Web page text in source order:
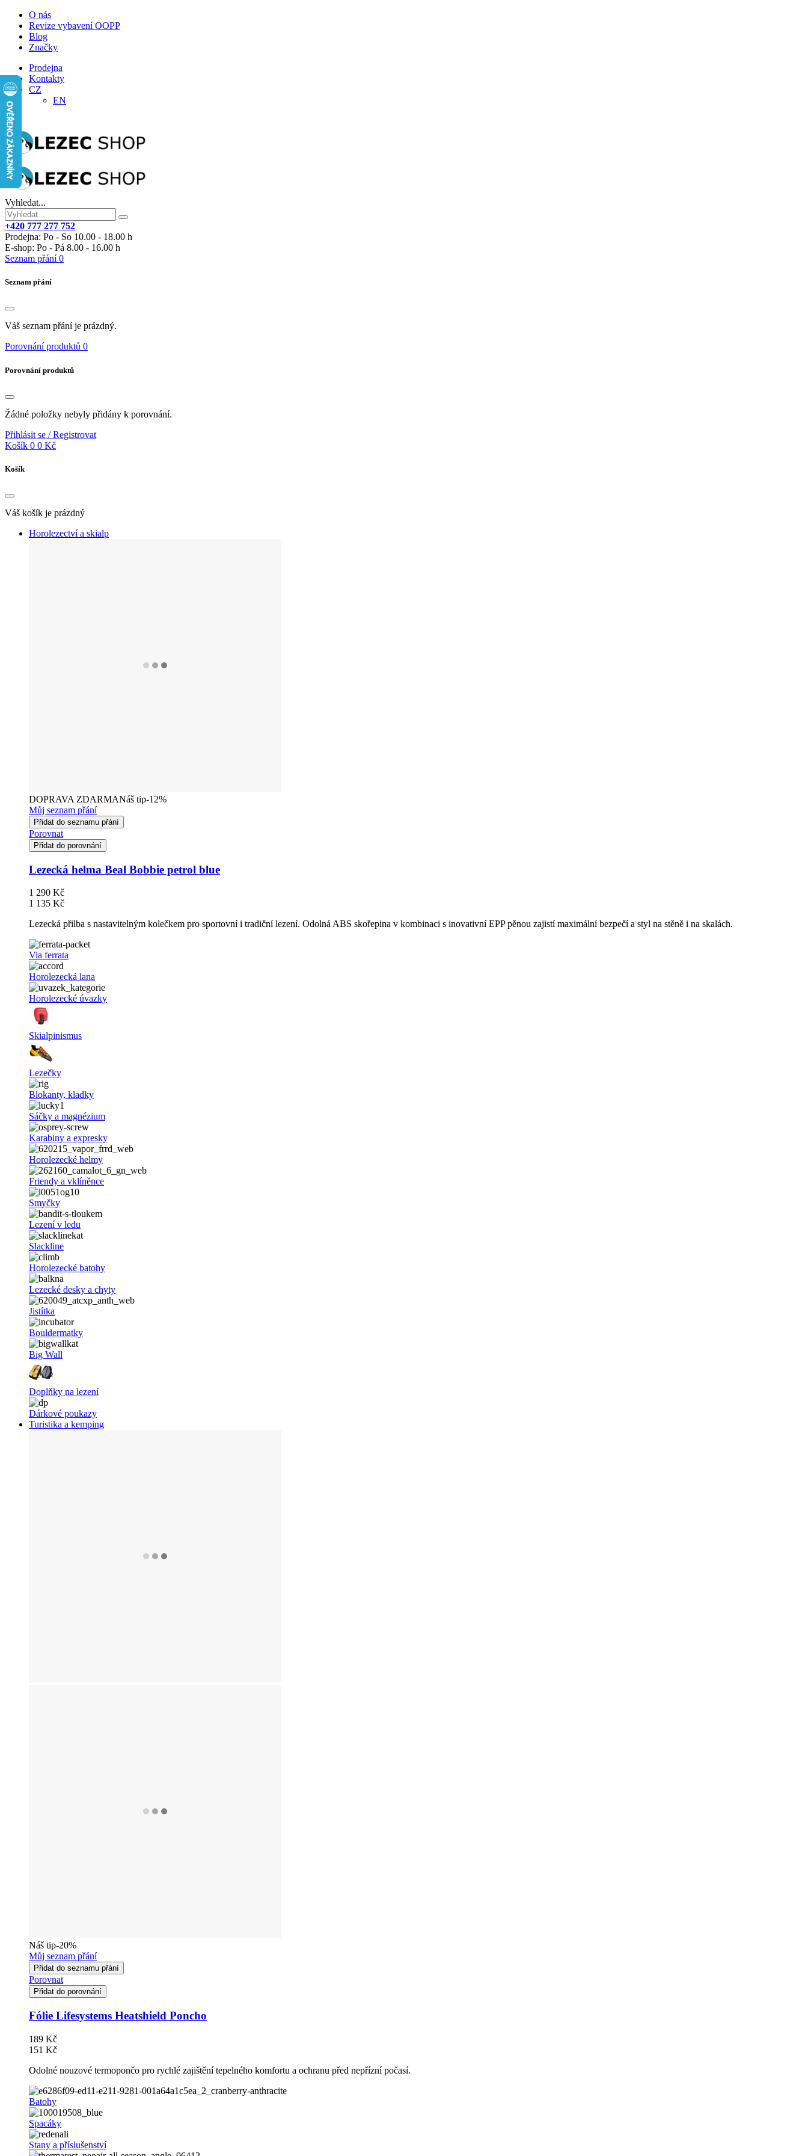
O nás
Revize vybavení OOPP
Blog
Značky
Prodejna
Kontakty
CZ
EN
Vyhledat...
+420 777 277 752
Prodejna: Po - So 10.00 - 18.00 h
E-shop: Po - Pá 8.00 - 16.00 h
Seznam přání 0
Seznam přání
Váš seznam přání je prázdný.
Porovnání produktů 0
Porovnání produktů
Žádné položky nebyly přidány k porovnání.
Přihlásit se / Registrovat
Košík 0 0 Kč
Košík
Váš košík je prázdný
Horolezectví a skialp
DOPRAVA ZDARMANáš tip-12%
Můj seznam přání
Přidat do seznamu přání
Porovnat
Přidat do porovnání
Lezecká helma Beal Bobbie petrol blue
1 290 Kč
1 135 Kč
Lezecká přilba s nastavitelným kolečkem pro sportovní i tradiční lezení. Odolná ABS skořepina v kombinaci s inovativní EPP pěnou zajistí maximální bezpečí a styl na stěně i na skalách.
Via ferrata
Horolezecká lana
Horolezecké úvazky
Skialpinismus
Lezečky
Blokanty, kladky
Sáčky a magnézium
Karabiny a expresky
Horolezecké helmy
Friendy a vklíněnce
Smyčky
Lezení v ledu
Slackline
Horolezecké batohy
Lezecké desky a chyty
Jistítka
Bouldermatky
Big Wall
Doplňky na lezení
Dárkové poukazy
Turistika a kemping
Náš tip-20%
Můj seznam přání
Přidat do seznamu přání
Porovnat
Přidat do porovnání
Fólie Lifesystems Heatshield Poncho
189 Kč
151 Kč
Odolné nouzové termopončo pro rychlé zajištění tepelného komfortu a ochranu před nepřízní počasí.
Batohy
Spacáky
Stany a příslušenství